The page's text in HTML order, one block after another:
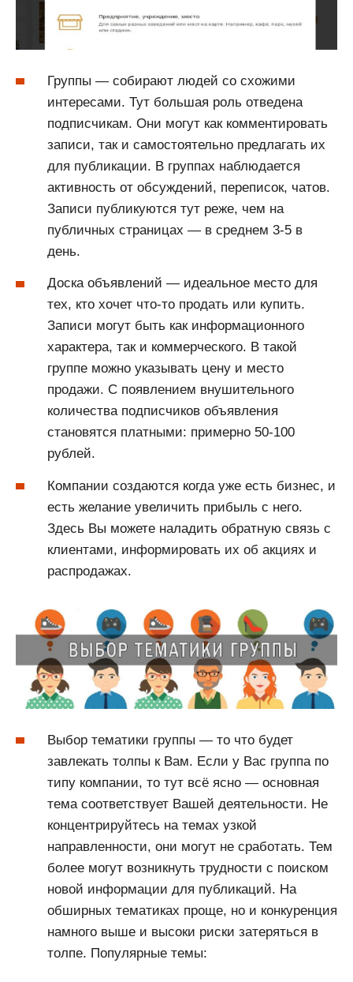
Группы — собирают людей со схожими
интересами. Тут большая роль отведена
подписчикам. Они могут как комментировать
записи, так и самостоятельно предлагать их
для публикации. В группах наблюдается
активность от обсуждений, переписок, чатов.
Записи публикуются тут реже, чем на
публичных страницах — в среднем 3-5 в
день.
Доска объявлений — идеальное место для
тех, кто хочет что-то продать или купить.
Записи могут быть как информационного
характера, так и коммерческого. В такой
группе можно указывать цену и место
продажи. С появлением внушительного
количества подписчиков объявления
становятся платными: примерно 50-100
рублей.
Компании создаются когда уже есть бизнес, и
есть желание увеличить прибыль с него.
Здесь Вы можете наладить обратную связь с
клиентами, информировать их об акциях и
распродажах.
Выбор тематики группы — то что будет
завлекать толпы к Вам. Если у Вас группа по
типу компании, то тут всё ясно — основная
тема соответствует Вашей деятельности. Не
концентрируйтесь на темах узкой
направленности, они могут не сработать. Тем
более могут возникнуть трудности с поиском
новой информации для публикаций. На
обширных тематиках проще, но и конкуренция
намного выше и высоки риски затеряться в
толпе. Популярные темы: